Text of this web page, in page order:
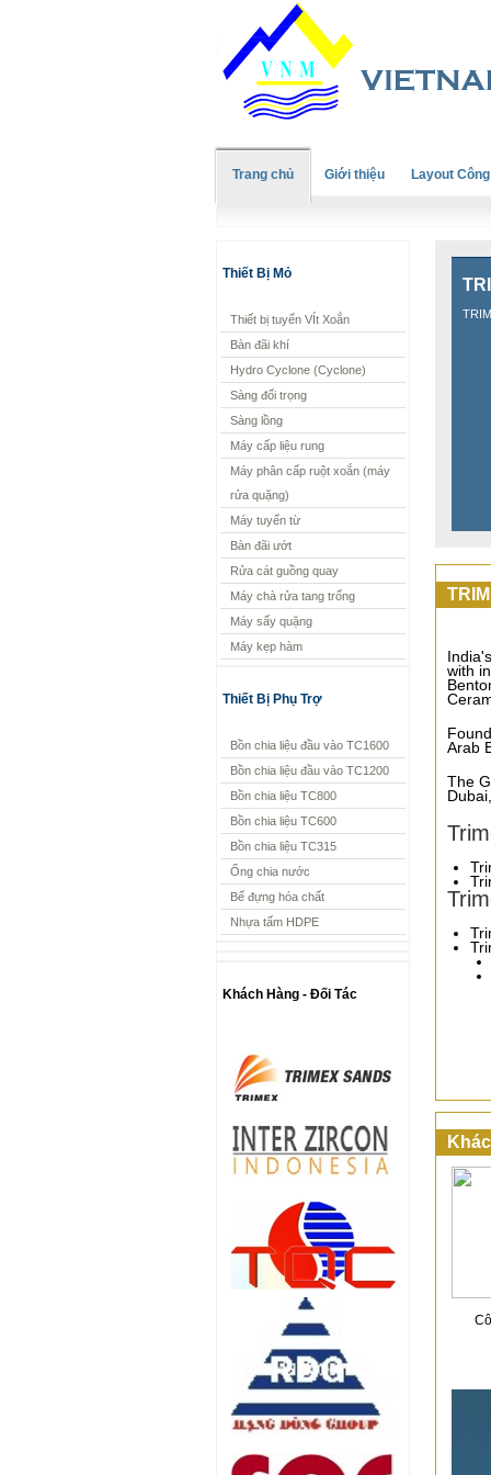
Trang chủ Giới thiệu Layout
Thiết Bị Mỏ
Thiết bị tuyển VÍt Xoắn
Bàn đãi khí
Hydro Cyclone (Cyclone)
Sàng đối trọng
Sàng lồng
Máy cấp liệu rung
Máy phân cấp ruột xoắn (máy
rửa quặng)
Máy tuyển từ
Bàn đãi ướt
Rửa cát guồng quay
Máy chà rửa tang trống
Máy sấy quặng
Máy kẹp hàm
Thiết Bị Phụ Trợ
Bồn chia liệu đầu vào TC1600
Bồn chia liệu đầu vào TC1200
Bồn chia liệu TC800
Bồn chia liệu TC600
Bồn chia liệu TC315
Ống chia nước
Bể đựng hóa chất
Nhựa tấm HDPE
Khách Hàng - Đối Tác
with
Arab
The